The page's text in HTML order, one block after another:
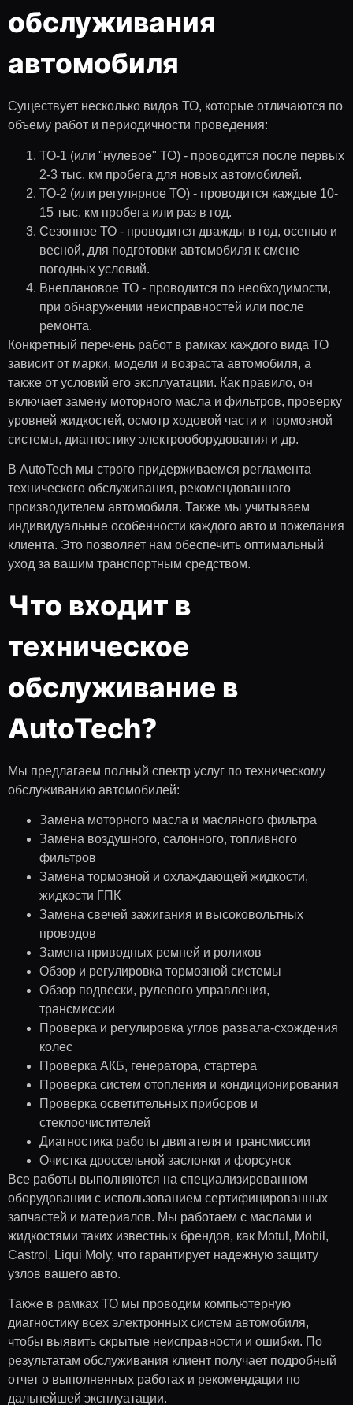
обслуживания
автомобиля
Существует несколько видов ТО, которые отличаются по
объему работ и периодичности проведения:
ТО-1 (или "нулевое" ТО) - проводится после первых
2-3 тыс. км пробега для новых автомобилей.
ТО-2 (или регулярное ТО) - проводится каждые 10-
15 тыс. км пробега или раз в год.
Сезонное ТО - проводится дважды в год, осенью и
весной, для подготовки автомобиля к смене
погодных условий.
Внеплановое ТО - проводится по необходимости,
при обнаружении неисправностей или после
ремонта.
Конкретный перечень работ в рамках каждого вида ТО
зависит от марки, модели и возраста автомобиля, а
также от условий его эксплуатации. Как правило, он
включает замену моторного масла и фильтров, проверку
уровней жидкостей, осмотр ходовой части и тормозной
системы, диагностику электрооборудования и др.
В AutoTech мы строго придерживаемся регламента
технического обслуживания, рекомендованного
производителем автомобиля. Также мы учитываем
индивидуальные особенности каждого авто и пожелания
клиента. Это позволяет нам обеспечить оптимальный
уход за вашим транспортным средством.
Что входит в
техническое
обслуживание в
AutoTech?
Мы предлагаем полный спектр услуг по техническому
обслуживанию автомобилей:
Замена моторного масла и масляного фильтра
Замена воздушного, салонного, топливного
фильтров
Замена тормозной и охлаждающей жидкости,
жидкости ГПК
Замена свечей зажигания и высоковольтных
проводов
Замена приводных ремней и роликов
Обзор и регулировка тормозной системы
Обзор подвески, рулевого управления,
трансмиссии
Проверка и регулировка углов развала-схождения
колес
Проверка АКБ, генератора, стартера
Проверка систем отопления и кондиционирования
Проверка осветительных приборов и
стеклоочистителей
Диагностика работы двигателя и трансмиссии
Очистка дроссельной заслонки и форсунок
Все работы выполняются на специализированном
оборудовании с использованием сертифицированных
запчастей и материалов. Мы работаем с маслами и
жидкостями таких известных брендов, как Motul, Mobil,
Castrol, Liqui Moly, что гарантирует надежную защиту
узлов вашего авто.
Также в рамках ТО мы проводим компьютерную
диагностику всех электронных систем автомобиля,
чтобы выявить скрытые неисправности и ошибки. По
результатам обслуживания клиент получает подробный
отчет о выполненных работах и рекомендации по
дальнейшей эксплуатации.